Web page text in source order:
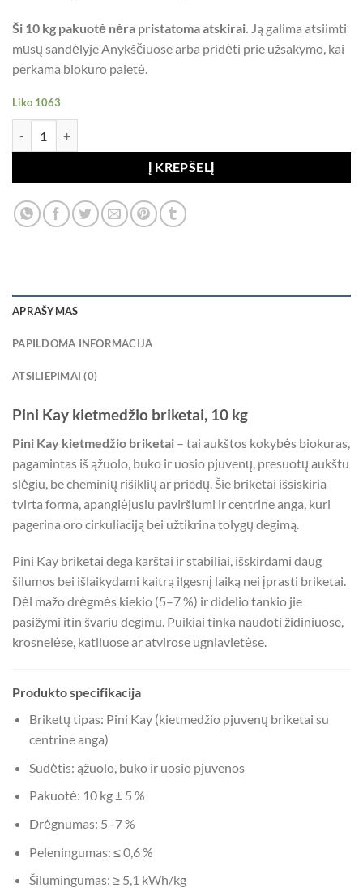
Ši 10 kg pakuotė nėra pristatoma atskirai. Ją galima atsiimti
mūsų sandėlyje Anykščiuose arba pridėti prie užsakymo, kai
perkama biokuro paletė.
Liko 1063
Į KREPŠELĮ
APRAŠYMAS
PAPILDOMA INFORMACIJA
ATSILIEPIMAI (0)
Pini Kay kietmedžio briketai, 10 kg
Pini Kay kietmedžio briketai – tai aukštos kokybės biokuras,
pagamintas iš ąžuolo, buko ir uosio pjuvenų, presuotų aukštu
slėgiu, be cheminių rišiklių ar priedų. Šie briketai išsiskiria
tvirta forma, apanglėjusiu paviršiumi ir centrine anga, kuri
pagerina oro cirkuliaciją bei užtikrina tolygų degimą.
Pini Kay briketai dega karštai ir stabiliai, išskirdami daug
šilumos bei išlaikydami kaitrą ilgesnį laiką nei įprasti briketai.
Dėl mažo drėgmės kiekio (5–7 %) ir didelio tankio jie
pasižymi itin švariu degimu. Puikiai tinka naudoti židiniuose,
krosnelėse, katiluose ar atvirose ugniavietėse.
Produkto specifikacija
Briketų tipas: Pini Kay (kietmedžio pjuvenų briketai su
centrine anga)
Sudėtis: ąžuolo, buko ir uosio pjuvenos
Pakuotė: 10 kg ± 5 %
Drėgnumas: 5–7 %
Peleningumas: ≤ 0,6 %
Šilumingumas: ≥ 5,1 kWh/kg